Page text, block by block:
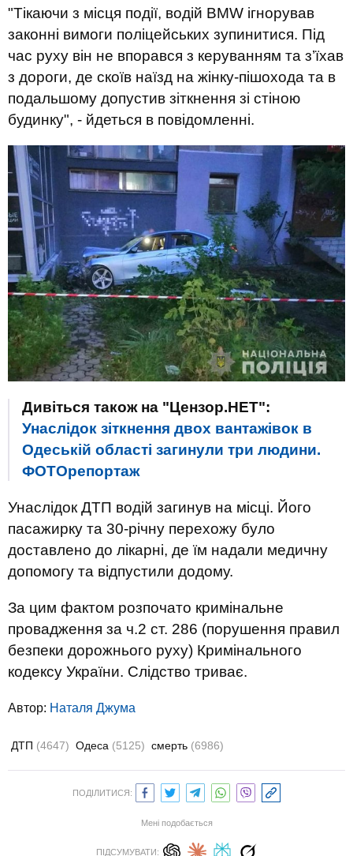
"Тікаючи з місця події, водій BMW ігнорував
законні вимоги поліцейських зупинитися. Під
час руху він не впорався з керуванням та з’їхав
з дороги, де скоїв наїзд на жінку-пішохода та в
подальшому допустив зіткнення зі стіною
будинку", - йдеться в повідомленні.
Дивіться також на "Цензор.НЕТ":
Унаслідок зіткнення двох вантажівок в
Одеській області загинули три людини.
ФОТОрепортаж
Унаслідок ДТП водій загинув на місці. Його
пасажирку та 30-річну перехожу було
доставлено до лікарні, де їм надали медичну
допомогу та відпустили додому.
За цим фактом розпочато кримінальне
провадження за ч.2 ст. 286 (порушення правил
безпеки дорожнього руху) Кримінального
кодексу України. Слідство триває.
Автор: Наталя Джума
ДТП (4647) Одеса (5125) смерть (6986)
ПОДІЛИТИСЯ:
Мені подобається
ПІДСУМУВАТИ: